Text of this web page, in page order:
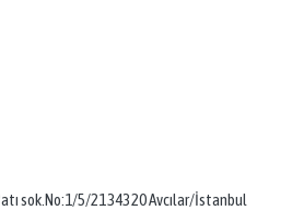
sok.No:1/5/21 34320 Avcılar/İstanbul